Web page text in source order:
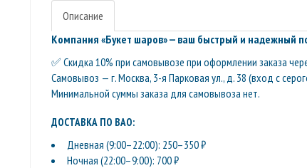
Описание
Компания «Букет шаров» — ваш быстрый и надежный
✅ Скидка 10% при самовывозе при оформлении заказа
Самовывоз — г. Москва, 3-я Парковая ул., д. 38 (вход с
Минимальной суммы заказа для самовывоза нет.
ДОСТАВКА ПО ВАО:
Дневная (9:00–22:00): 250–350 ₽
Ночная (22:00–9:00): 700 ₽